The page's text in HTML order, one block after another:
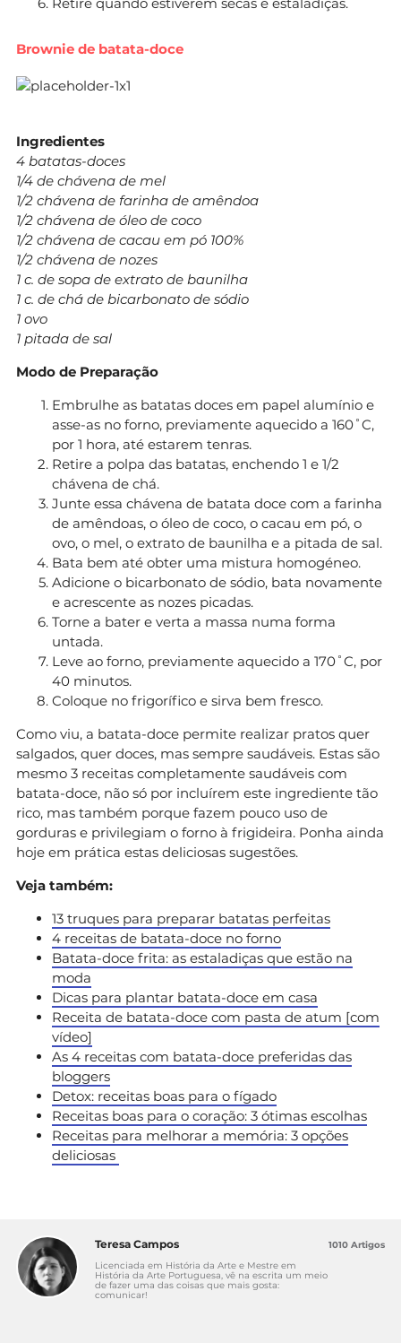
Brownie de batata-doce
Ingredientes
4 batatas-doces
1/4 de chávena de mel
1/2 chávena de farinha de amêndoa
1/2 chávena de óleo de coco
1/2 chávena de cacau em pó 100%
1/2 chávena de nozes
1 c. de sopa de extrato de baunilha
1 c. de chá de bicarbonato de sódio
1 ovo
1 pitada de sal
Modo de Preparação
Embrulhe as batatas doces em papel alumínio e
asse-as no forno, previamente aquecido a 160˚C,
por 1 hora, até estarem tenras.
Retire a polpa das batatas, enchendo 1 e 1/2
chávena de chá.
Junte essa chávena de batata doce com a farinha
de amêndoas, o óleo de coco, o cacau em pó, o
ovo, o mel, o extrato de baunilha e a pitada de sal.
Bata bem até obter uma mistura homogéneo.
Adicione o bicarbonato de sódio, bata novamente
e acrescente as nozes picadas.
Torne a bater e verta a massa numa forma
untada.
Leve ao forno, previamente aquecido a 170˚C, por
40 minutos.
Coloque no frigorífico e sirva bem fresco.
Como viu, a batata-doce permite realizar pratos quer
salgados, quer doces, mas sempre saudáveis. Estas são
mesmo 3 receitas completamente saudáveis com
batata-doce, não só por incluírem este ingrediente tão
rico, mas também porque fazem pouco uso de
gorduras e privilegiam o forno à frigideira. Ponha ainda
hoje em prática estas deliciosas sugestões.
Veja também:
13 truques para preparar batatas perfeitas
4 receitas de batata-doce no forno
Batata-doce frita: as estaladiças que estão na
moda
Dicas para plantar batata-doce em casa
Receita de batata-doce com pasta de atum [com
vídeo]
As 4 receitas com batata-doce preferidas das
bloggers
Detox: receitas boas para o fígado
Receitas boas para o coração: 3 ótimas escolhas
Receitas para melhorar a memória: 3 opções
deliciosas
Teresa Campos
Licenciada em História da Arte e Mestre em
História da Arte Portuguesa, vê na escrita um meio
de fazer uma das coisas que mais gosta:
comunicar!
1010 Artigos